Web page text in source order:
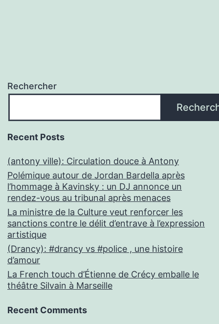
Rechercher
Recent Posts
(antony ville): Circulation douce à Antony
Polémique autour de Jordan Bardella après
l’hommage à Kavinsky : un DJ annonce un
rendez-vous au tribunal après menaces
La ministre de la Culture veut renforcer les
sanctions contre le délit d’entrave à l’expression
artistique
(Drancy): #drancy vs #police , une histoire
d’amour
La French touch d’Étienne de Crécy emballe le
théâtre Silvain à Marseille
Recent Comments